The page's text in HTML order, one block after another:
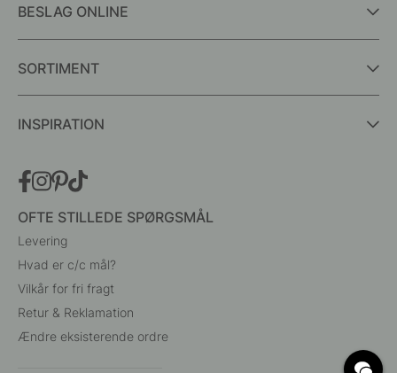
BESLAG ONLINE
SORTIMENT
INSPIRATION
OFTE STILLEDE SPØRGSMÅL
Levering
Hvad er c/c mål?
Vilkår for fri fragt
Retur & Reklamation
Ændre eksisterende ordre